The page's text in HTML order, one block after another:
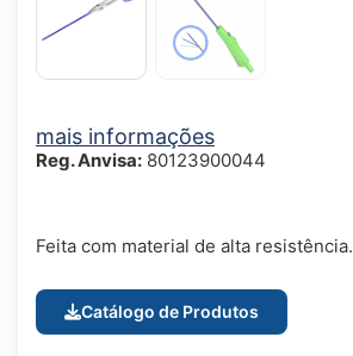
mais informações
Reg. Anvisa: 80123900044
Feita com material de alta resistência.
Catálogo de Produtos